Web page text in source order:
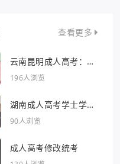
查看更多
云南昆明成人高考：开
启人生新篇章
196人浏览
湖南成人高考学士学位
外语行业文章
90人浏览
成人高考修改统考